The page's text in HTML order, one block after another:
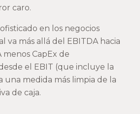
caro.
en los negocios
va más allá del EBITDA hacia
menos CapEx de
el EBIT (que incluye la
una medida más limpia de la
de caja.